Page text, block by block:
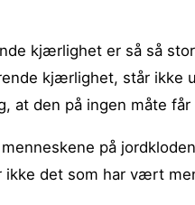
kjærlighet er så så
kjærlighet, står ikke
at den på ingen måte
på
det som har vært